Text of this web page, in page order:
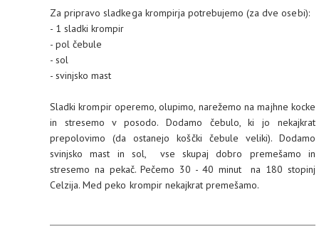
Za pripravo sladkega krompirja potrebujemo (za dve osebi):
- 1 sladki krompir
- pol čebule
- sol
- svinjsko mast
Sladki krompir operemo, olupimo, narežemo na majhne kocke
in stresemo v posodo. Dodamo čebulo, ki jo nekajkrat
prepolovimo (da ostanejo koščki čebule veliki). Dodamo
svinjsko mast in sol, vse skupaj dobro premešamo in
stresemo na pekač. Pečemo 30 - 40 minut na 180 stopinj
Celzija. Med peko krompir nekajkrat premešamo.